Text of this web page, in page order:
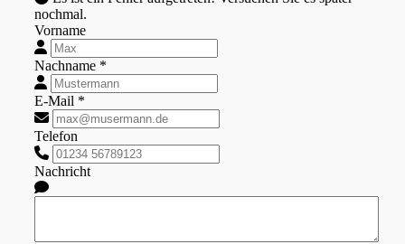
nochmal.
Vorname
Nachname *
E-Mail *
Telefon
Nachricht